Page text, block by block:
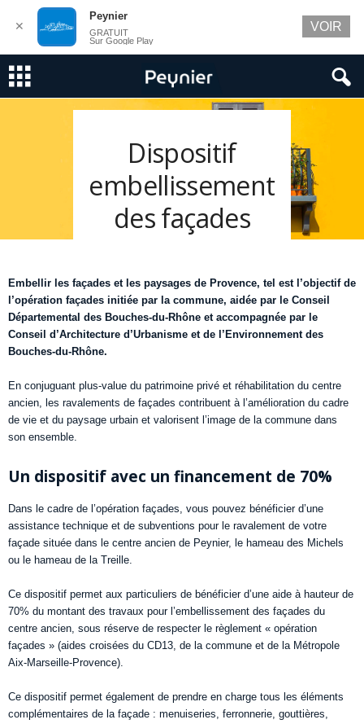
Dispositif
embellissement
des façades
Embellir les façades et les paysages de Provence, tel est l’objectif de
l’opération façades initiée par la commune, aidée par le Conseil
Départemental des Bouches-du-Rhône et accompagnée par le
Conseil d’Architecture d’Urbanisme et de l’Environnement des
Bouches-du-Rhône.
En conjuguant plus-value du patrimoine privé et réhabilitation du centre
ancien, les ravalements de façades contribuent à l’amélioration du cadre
de vie et du paysage urbain et valorisent l’image de la commune dans
son ensemble.
Un dispositif avec un financement de 70%
Dans le cadre de l’opération façades, vous pouvez bénéficier d’une
assistance technique et de subventions pour le ravalement de votre
façade située dans le centre ancien de Peynier, le hameau des Michels
ou le hameau de la Treille.
Ce dispositif permet aux particuliers de bénéficier d’une aide à hauteur de
70% du montant des travaux pour l’embellissement des façades du
centre ancien, sous réserve de respecter le règlement « opération
façades » (aides croisées du CD13, de la commune et de la Métropole
Aix-Marseille-Provence).
Ce dispositif permet également de prendre en charge tous les éléments
complémentaires de la façade : menuiseries, ferronnerie, gouttières,
✕
Peynier
GRATUIT
Sur Google Play
VOIR